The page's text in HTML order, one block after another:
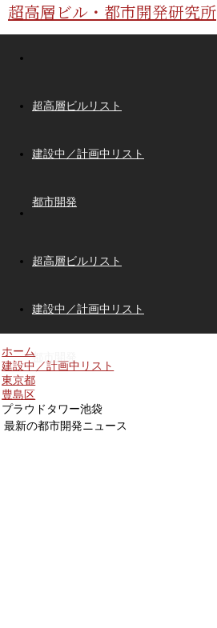
超高層ビル・都市開発研究所
超高層ビルリスト
建設中／計画中リスト
都市開発
超高層ビルリスト
建設中／計画中リスト
都市開発
ホーム
建設中／計画中リスト
東京都
豊島区
プラウドタワー池袋
最新の都市開発ニュース